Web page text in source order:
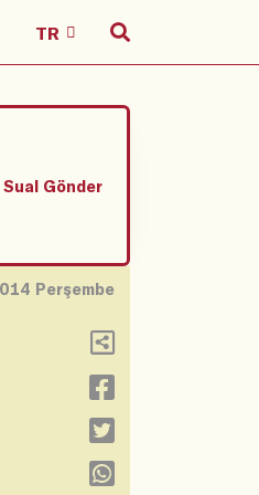
Sual Gönder
Perşembe